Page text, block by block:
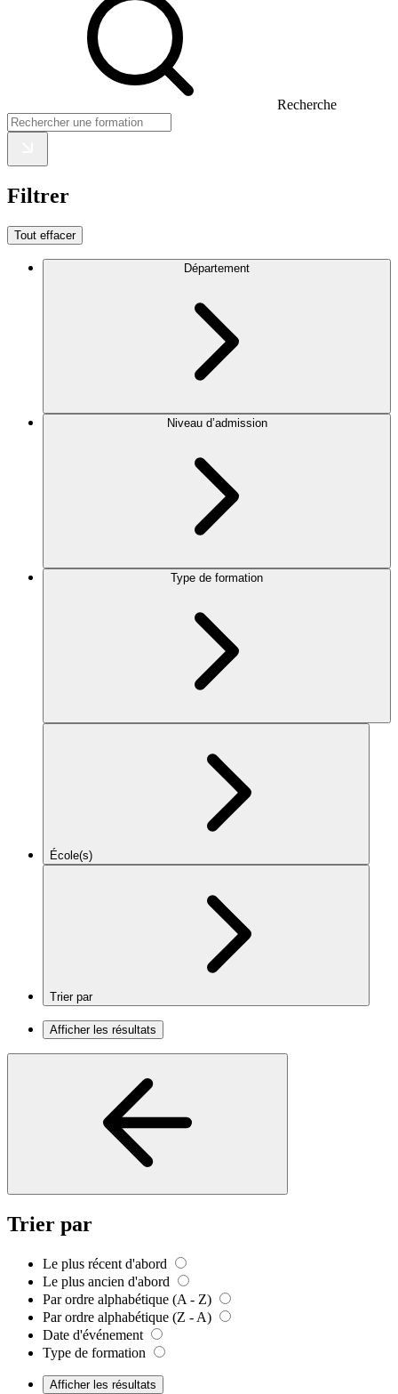
Recherche
Filtrer
Tout effacer
Département
Niveau d’admission
Type de formation
École(s)
Trier par
Afficher les résultats
Trier par
Le plus récent d'abord
Le plus ancien d'abord
Par ordre alphabétique (A - Z)
Par ordre alphabétique (Z - A)
Date d'événement
Type de formation
Afficher les résultats